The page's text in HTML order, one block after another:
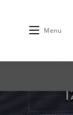
Menu